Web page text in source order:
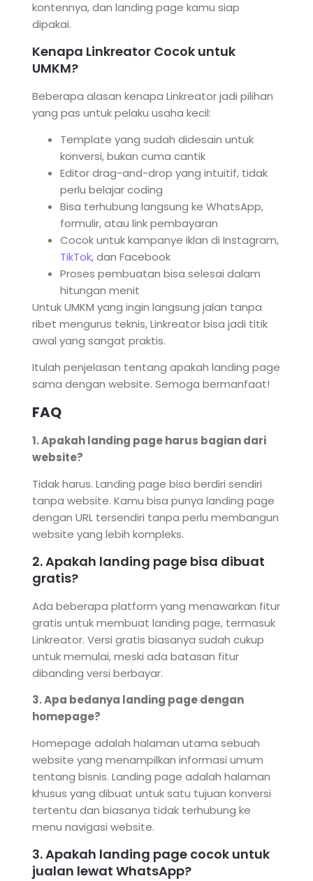
kontennya, dan landing page kamu siap
dipakai.
Kenapa Linkreator Cocok untuk
UMKM?
Beberapa alasan kenapa Linkreator jadi pilihan
yang pas untuk pelaku usaha kecil:
Template yang sudah didesain untuk
konversi, bukan cuma cantik
Editor drag-and-drop yang intuitif, tidak
perlu belajar coding
Bisa terhubung langsung ke WhatsApp,
formulir, atau link pembayaran
Cocok untuk kampanye iklan di Instagram,
TikTok, dan Facebook
Proses pembuatan bisa selesai dalam
hitungan menit
Untuk UMKM yang ingin langsung jalan tanpa
ribet mengurus teknis, Linkreator bisa jadi titik
awal yang sangat praktis.
Itulah penjelasan tentang apakah landing page
sama dengan website. Semoga bermanfaat!
FAQ
1. Apakah landing page harus bagian dari
website?
Tidak harus. Landing page bisa berdiri sendiri
tanpa website. Kamu bisa punya landing page
dengan URL tersendiri tanpa perlu membangun
website yang lebih kompleks.
2. Apakah landing page bisa dibuat
gratis?
Ada beberapa platform yang menawarkan fitur
gratis untuk membuat landing page, termasuk
Linkreator. Versi gratis biasanya sudah cukup
untuk memulai, meski ada batasan fitur
dibanding versi berbayar.
3. Apa bedanya landing page dengan
homepage?
Homepage adalah halaman utama sebuah
website yang menampilkan informasi umum
tentang bisnis. Landing page adalah halaman
khusus yang dibuat untuk satu tujuan konversi
tertentu dan biasanya tidak terhubung ke
menu navigasi website.
3. Apakah landing page cocok untuk
jualan lewat WhatsApp?